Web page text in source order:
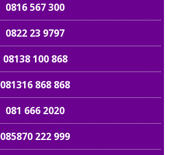
0816 567 300
0822 23 9797
08138 100 868
081316 868 868
081 666 2020
085870 222 999